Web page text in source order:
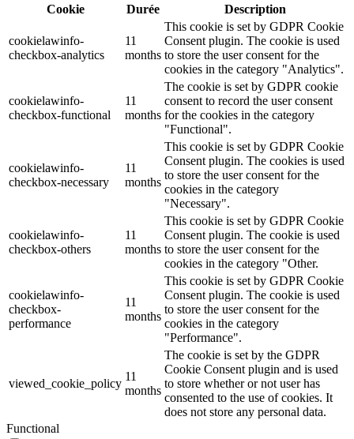
Cookie
Durée Description
cookielawinfo-
checkbox-analytics
11
months
This cookie is set by GDPR Cookie
Consent plugin. The cookie is used
to store the user consent for the
cookies in the category "Analytics".
cookielawinfo-
checkbox-functional
11
months
The cookie is set by GDPR cookie
consent to record the user consent
for the cookies in the category
"Functional".
cookielawinfo-
checkbox-necessary
11
months
This cookie is set by GDPR Cookie
Consent plugin. The cookies is used
to store the user consent for the
cookies in the category
"Necessary".
cookielawinfo-
checkbox-others
11
months
This cookie is set by GDPR Cookie
Consent plugin. The cookie is used
to store the user consent for the
cookies in the category "Other.
cookielawinfo-
checkbox-
performance
11
months
This cookie is set by GDPR Cookie
Consent plugin. The cookie is used
to store the user consent for the
cookies in the category
"Performance".
viewed_cookie_policy
11
months
The cookie is set by the GDPR
Cookie Consent plugin and is used
to store whether or not user has
consented to the use of cookies. It
does not store any personal data.
Functional